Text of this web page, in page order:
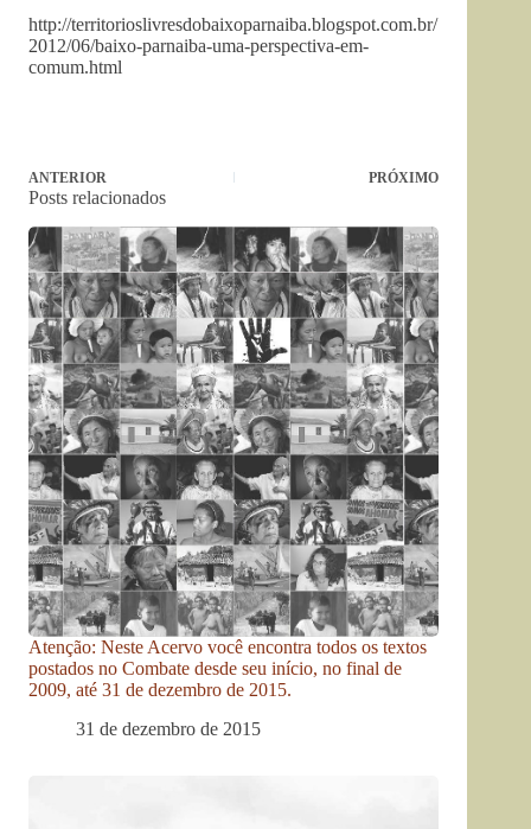
http://territorioslivresdobaixoparnaiba.blogspot.com.br/
2012/06/baixo-parnaiba-uma-perspectiva-em-
comum.html
ANTERIOR PRÓXIMO
Posts relacionados
Atenção: Neste Acervo você encontra todos os textos
postados no Combate desde seu início, no final de
2009, até 31 de dezembro de 2015.
31 de dezembro de 2015